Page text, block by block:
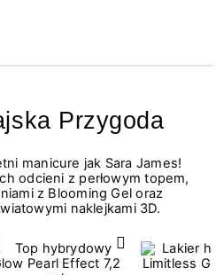
Przygoda
manicure jak Sara James!
odcieni z perłowym topem,
z Blooming Gel oraz
naklejkami 3D.